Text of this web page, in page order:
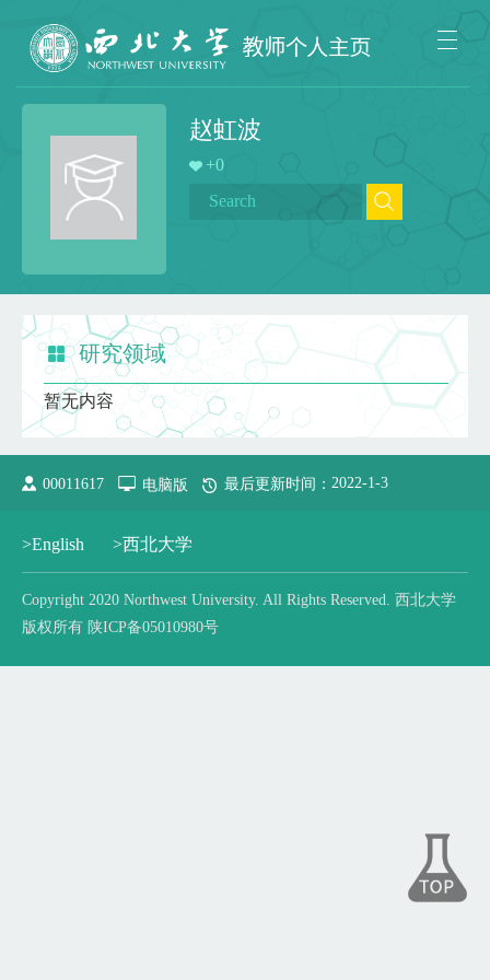
赵虹波
+0
研究领域
暂无内容
00011617 电脑版 最后更新时间： 2022-1-3
>English >西北大学
Copyright 2020 Northwest University. All Rights Reserved. 西北大学
版权所有 陕ICP备05010980号